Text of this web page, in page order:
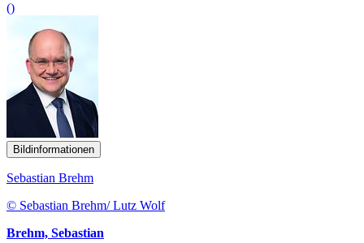
()
Bildinformationen
Sebastian Brehm
© Sebastian Brehm/ Lutz Wolf
Brehm, Sebastian